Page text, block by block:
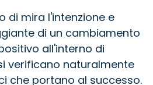
di mira l'intenzione e
di un cambiamento
all'interno di
verificano naturalmente
che portano al successo.